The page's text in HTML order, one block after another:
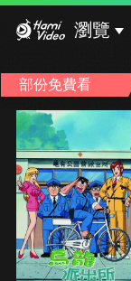
瀏覽
部份免費看